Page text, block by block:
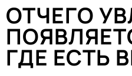
ОТЧЕГО
ГДЕ ЕСТЬ